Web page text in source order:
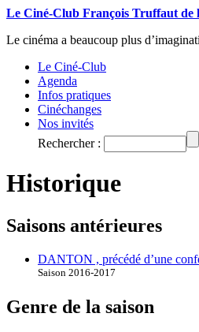
Le Ciné-Club François Truffaut de
Le cinéma a beaucoup plus
Le Ciné-Club
Agenda
Infos pratiques
Cinéchanges
Nos invités
Rechercher :
Historique
Saisons antérieures
DANTON , précédé d’une
Saison 2016-2017
Genre de la saison